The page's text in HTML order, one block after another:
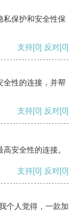
私保护和安全性保
支持[0] 反对[0]
全性的连接，并帮
支持[0] 反对[0]
安全性的连接。
支持[0] 反对[0]
个人觉得，一款加